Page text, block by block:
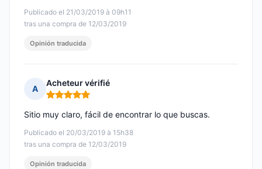
Publicado el 21/03/2019 à 09h11
tras una compra de 12/03/2019
Opinión traducida
A
Acheteur vérifié
Nota: 5 de 5
Publicado el 20/03/2019 à 15h38
tras una compra de 12/03/2019
Sitio muy claro, fácil de encontrar lo que buscas.
Opinión traducida